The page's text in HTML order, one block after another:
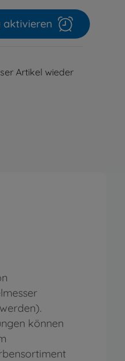
Artikel wieder
aktivieren
können